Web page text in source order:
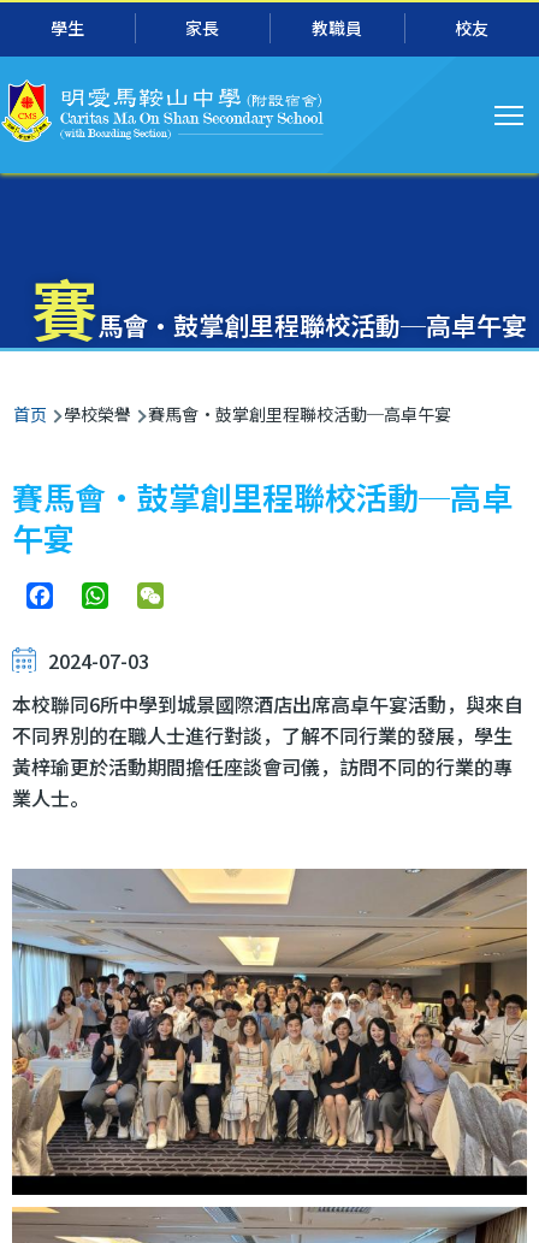
跳转到主要内容
學生 家長 教職員 校友
导
航
賽馬會‧鼓掌創里程聯校活動─高卓午宴
面
包
屑
首页 學校榮譽 賽馬會‧鼓掌創里程聯校活動─高卓午宴
賽馬會‧鼓掌創里程聯校活動─高卓
午宴
FacebookWhatsApp
2024-07-03
本校聯同6所中學到城景國際酒店出席高卓午宴活動，與來自
不同界別的在職人士進行對談，了解不同行業的發展，學生
黃梓瑜更於活動期間擔任座談會司儀，訪問不同的行業的專
業人士。